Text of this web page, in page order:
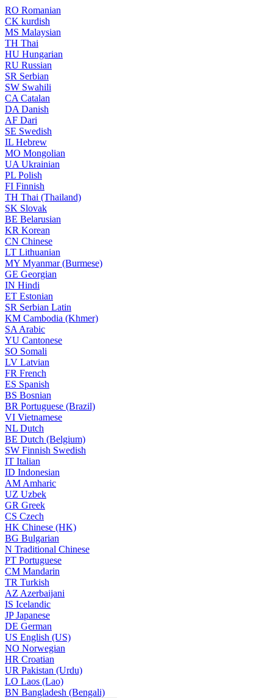
RO Romanian
CK kurdish
MS Malaysian
TH Thai
HU Hungarian
RU Russian
SR Serbian
SW Swahili
CA Catalan
DA Danish
AF Dari
SE Swedish
IL Hebrew
MO Mongolian
UA Ukrainian
PL Polish
FI Finnish
TH Thai (Thailand)
SK Slovak
BE Belarusian
KR Korean
CN Chinese
LT Lithuanian
MY Myanmar (Burmese)
GE Georgian
IN Hindi
ET Estonian
SR Serbian Latin
KM Cambodia (Khmer)
SA Arabic
YU Cantonese
SO Somali
LV Latvian
FR French
ES Spanish
BS Bosnian
BR Portuguese (Brazil)
VI Vietnamese
NL Dutch
BE Dutch (Belgium)
SW Finnish Swedish
IT Italian
ID Indonesian
AM Amharic
UZ Uzbek
GR Greek
CS Czech
HK Chinese (HK)
BG Bulgarian
N Traditional Chinese
PT Portuguese
CM Mandarin
TR Turkish
AZ Azerbaijani
IS Icelandic
JPJapanese
DE German
US English (US)
NO Norwegian
HR Croatian
UR Pakistan (Urdu)
LO Laos (Lao)
BN Bangladesh (Bengali)